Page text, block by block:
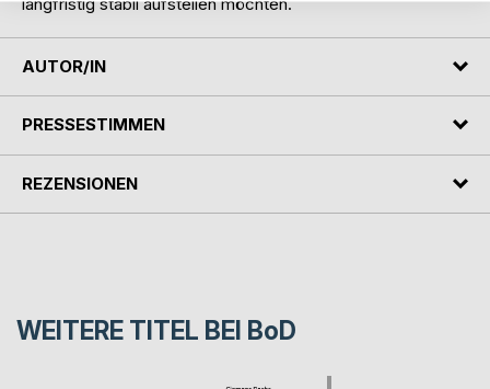
AUTOR/IN
PRESSESTIMMEN
REZENSIONEN
WEITERE TITEL BEI BoD